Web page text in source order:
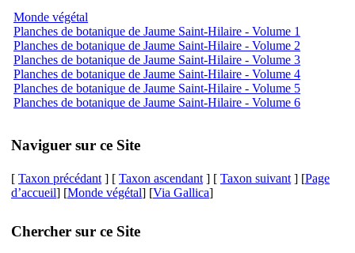
Monde végétal
Planches de botanique de Jaume Saint-Hilaire - Volume 1
Planches de botanique de Jaume Saint-Hilaire - Volume 2
Planches de botanique de Jaume Saint-Hilaire - Volume 3
Planches de botanique de Jaume Saint-Hilaire - Volume 4
Planches de botanique de Jaume Saint-Hilaire - Volume 5
Planches de botanique de Jaume Saint-Hilaire - Volume 6
Naviguer sur ce Site
[ Taxon précédant ] [ Taxon ascendant ] [ Taxon suivant ] [Page
d’accueil] [Monde végétal] [Via Gallica]
Chercher sur ce Site